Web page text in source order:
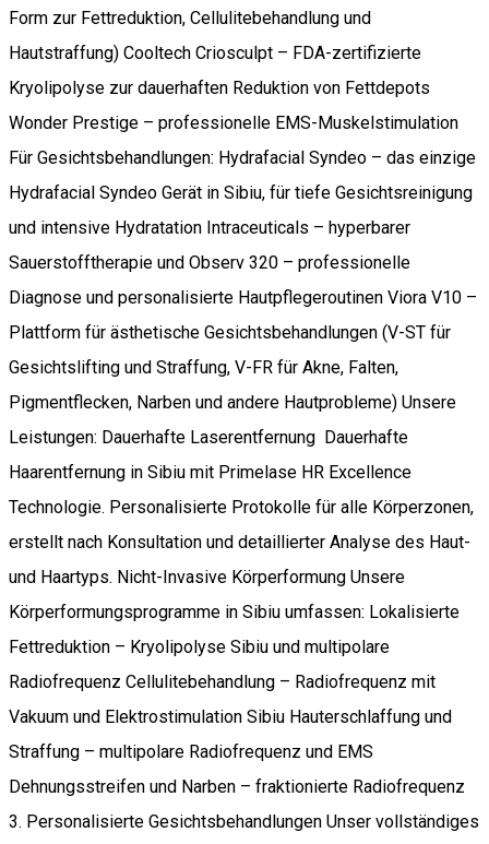
Form zur Fettreduktion, Cellulitebehandlung und
Hautstraffung) Cooltech Criosculpt – FDA-zertifizierte
Kryolipolyse zur dauerhaften Reduktion von Fettdepots
Wonder Prestige – professionelle EMS-Muskelstimulation
Für Gesichtsbehandlungen: Hydrafacial Syndeo – das einzige
Hydrafacial Syndeo Gerät in Sibiu, für tiefe Gesichtsreinigung
und intensive Hydratation Intraceuticals – hyperbarer
Sauerstofftherapie und Observ 320 – professionelle
Diagnose und personalisierte Hautpflegeroutinen Viora V10 –
Plattform für ästhetische Gesichtsbehandlungen (V-ST für
Gesichtslifting und Straffung, V-FR für Akne, Falten,
Pigmentflecken, Narben und andere Hautprobleme) Unsere
Leistungen: Dauerhafte Laserentfernung Dauerhafte
Haarentfernung in Sibiu mit Primelase HR Excellence
Technologie. Personalisierte Protokolle für alle Körperzonen,
erstellt nach Konsultation und detaillierter Analyse des Haut-
und Haartyps. Nicht-Invasive Körperformung Unsere
Körperformungsprogramme in Sibiu umfassen: Lokalisierte
Fettreduktion – Kryolipolyse Sibiu und multipolare
Radiofrequenz Cellulitebehandlung – Radiofrequenz mit
Vakuum und Elektrostimulation Sibiu Hauterschlaffung und
Straffung – multipolare Radiofrequenz und EMS
Dehnungsstreifen und Narben – fraktionierte Radiofrequenz
3. Personalisierte Gesichtsbehandlungen Unser vollständiges